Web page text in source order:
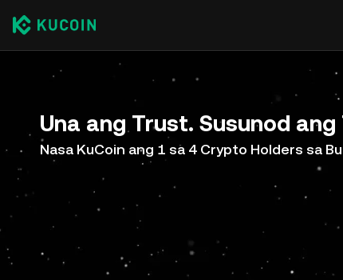
Una ang Trust. Susunod ang
Nasa KuCoin ang 1 sa 4 Crypto Holders sa